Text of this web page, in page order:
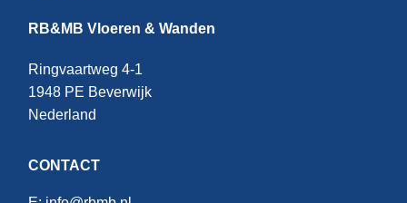
RB&MB Vloeren & Wanden
Ringvaartweg 4-1
1948 PE Beverwijk
Nederland
CONTACT